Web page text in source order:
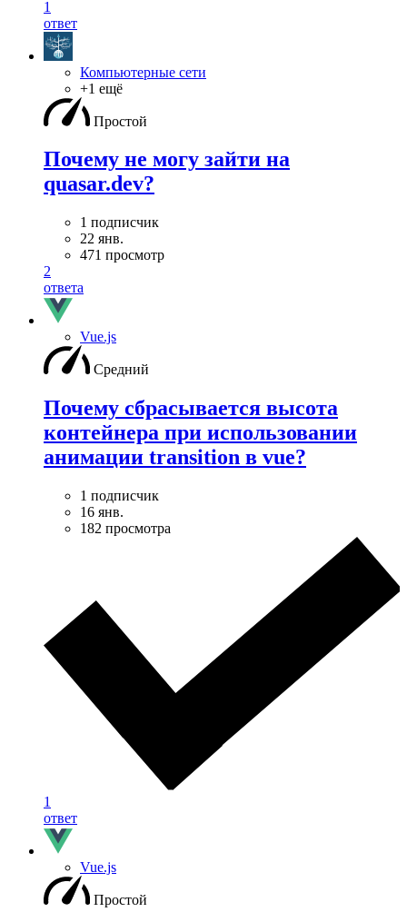
1
ответ
Компьютерные сети
+1 ещё
Простой
Почему не могу зайти на
quasar.dev?
1 подписчик
22 янв.
471 просмотр
2
ответа
Vue.js
Средний
Почему сбрасывается высота
контейнера при использовании
анимации transition в vue?
1 подписчик
16 янв.
182 просмотра
1
ответ
Vue.js
Простой